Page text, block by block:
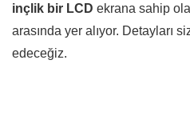
inçlik bir LCD ekrana sahip
arasında yer alıyor. Detayları
edeceğiz.